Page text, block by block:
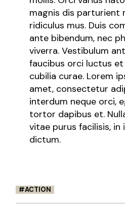
magnis dis parturient
ridiculus mus. Duis
ante bibendum, nec
viverra. Vestibulum
faucibus orci luctus
cubilia curae. Lorem
amet, consectetur
interdum neque orci,
tortor dapibus et.
vitae purus facilisis, in
dictum.
ACTION